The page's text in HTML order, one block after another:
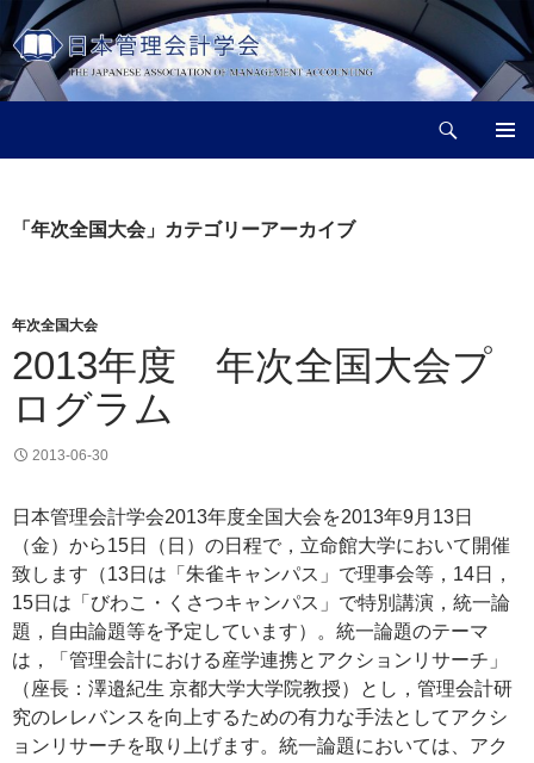
コ
ン
ン
へ
「年次全国大会」カテゴリーアーカイブ
年次全国大会
2013年度 年次全国大会プ
ログラム
2013-06-30
日本管理会計学会2013年度全国大会を2013年9月13日
（金）から15日（日）の日程で，立命館大学において開催
致します（13日は「朱雀キャンパス」で理事会等，14日，
15日は「びわこ・くさつキャンパス」で特別講演，統一論
題，自由論題等を予定しています）。統一論題のテーマ
は，「管理会計における産学連携とアクションリサーチ」
（座長：澤邉紀生 京都大学大学院教授）とし，管理会計研
究のレレバンスを向上するための有力な手法としてアクシ
ョンリサーチを取り上げます。統一論題においては、アク